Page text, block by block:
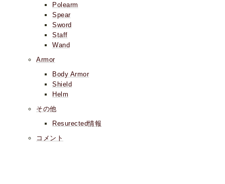
Polearm
Spear
Sword
Staff
Wand
Armor
Body Armor
Shield
Helm
その他
Resurected情報
コメント